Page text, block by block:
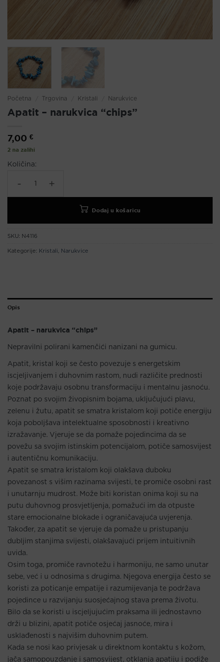
Početna Trgovina Kristali Narukvice
Apatit – narukvica “chips”
7,00 €
2 na zalihi
Količina:
Dodaj u košaricu
SKU: N4116
Kategorije: Kristali Narukvice
Opis
Apatit – narukvica “chips”
Nepravilni polirani kamenčići nanizani na gumicu.
Apatit, kristal koji se često povezuje s energetskim
iscjeljivanjem i duhovnim rastom, nudi različite prednosti
koje podržavaju osobnu transformaciju i mentalnu jasnoću.
Poznat po svojim živopisnim bojama, uključujući plavu,
zelenu i žutu, apatit se smatra kristalom koji potiče energiju
koja poboljšava intelektualne sposobnosti i kreativno
izražavanje. Vjeruje se da pomaže pojedincima da se
povežu sa svojim istinskim potencijalom, potiče samosvijest
i autentičnu komunikaciju.
Apatit se smatra kristalom koji olakšava duboku
povezanost s višim razinama svijesti, te promiče osobni rast
i unutarnju mudrost. Može biti koristan onima koji su na
putu duhovnog prosvjetljenja, pomažući im da otpuste
stare emocionalne blokade i ograničavajuća uvjerenja.
Također, za apatit se vjeruje da pomaže u pristupanju
dubljim stanjima svijesti, olakšavajući prijem intuitivnih
uvida.
Osim toga, promiče ravnotežu i harmoniju, ne samo unutar
sebe, već i u odnosima s drugima. Njegova energija često se
koristi za poticanje empatije i razumijevanja te podržava
pojedince u razvijanju suosjećajnog stava prema životu.
Bilo da se koristi u iscjeljujućim praksama ili jednostavno
drži u blizini, apatit potiče osjećaj jasnoće, mira i
usklađenosti s najvišim duhovnim putem.
Kada se nosi kao privjesak u direktnom kontaktu s kožom,
jača samopouzdanje i samosvijest, otklanja apatiju i podiže